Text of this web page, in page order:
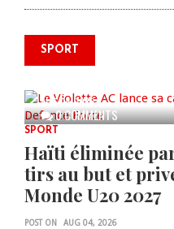
SPORT
0 COMMENTS
Le Violette AC
AUG 04, 2026
SPORT
Haïti éliminée
tirs au but et
Monde U20 2027
POST ON AUG 04, 2026